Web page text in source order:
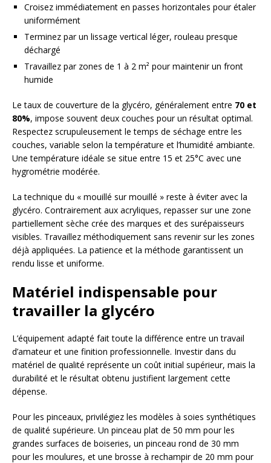
Croisez immédiatement en passes horizontales pour étaler
uniformément
Terminez par un lissage vertical léger, rouleau presque
déchargé
Travaillez par zones de 1 à 2 m² pour maintenir un front
humide
Le taux de couverture de la glycéro, généralement entre 70 et
80%, impose souvent deux couches pour un résultat optimal.
Respectez scrupuleusement le temps de séchage entre les
couches, variable selon la température et l’humidité ambiante.
Une température idéale se situe entre 15 et 25°C avec une
hygrométrie modérée.
La technique du « mouillé sur mouillé » reste à éviter avec la
glycéro. Contrairement aux acryliques, repasser sur une zone
partiellement sèche crée des marques et des surépaisseurs
visibles. Travaillez méthodiquement sans revenir sur les zones
déjà appliquées. La patience et la méthode garantissent un
rendu lisse et uniforme.
Matériel indispensable pour
travailler la glycéro
L’équipement adapté fait toute la différence entre un travail
d’amateur et une finition professionnelle. Investir dans du
matériel de qualité représente un coût initial supérieur, mais la
durabilité et le résultat obtenu justifient largement cette
dépense.
Pour les pinceaux, privilégiez les modèles à soies synthétiques
de qualité supérieure. Un pinceau plat de 50 mm pour les
grandes surfaces de boiseries, un pinceau rond de 30 mm
pour les moulures, et une brosse à rechampir de 20 mm pour